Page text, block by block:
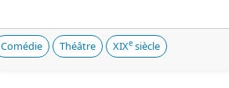
Comédie Théâtre XIXe siècle